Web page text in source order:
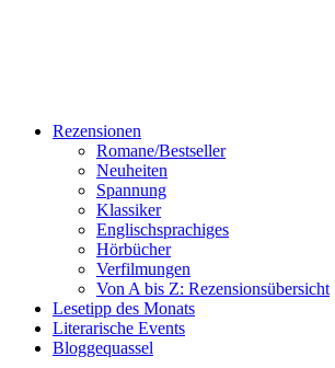
Rezensionen
Romane/Bestseller
Neuheiten
Spannung
Klassiker
Englischsprachiges
Hörbücher
Verfilmungen
Von A bis Z: Rezensionsübersicht
Lesetipp des Monats
Literarische Events
Bloggequassel